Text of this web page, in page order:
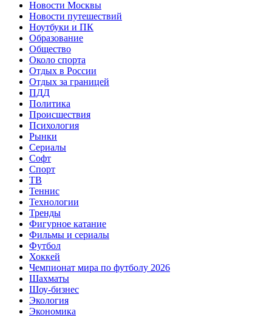
Новости Москвы
Новости путешествий
Ноутбуки и ПК
Образование
Общество
Около спорта
Отдых в России
Отдых за границей
ПДД
Политика
Происшествия
Психология
Рынки
Сериалы
Софт
Спорт
ТВ
Теннис
Технологии
Тренды
Фигурное катание
Фильмы и сериалы
Футбол
Хоккей
Чемпионат мира по футболу 2026
Шахматы
Шоу-бизнес
Экология
Экономика